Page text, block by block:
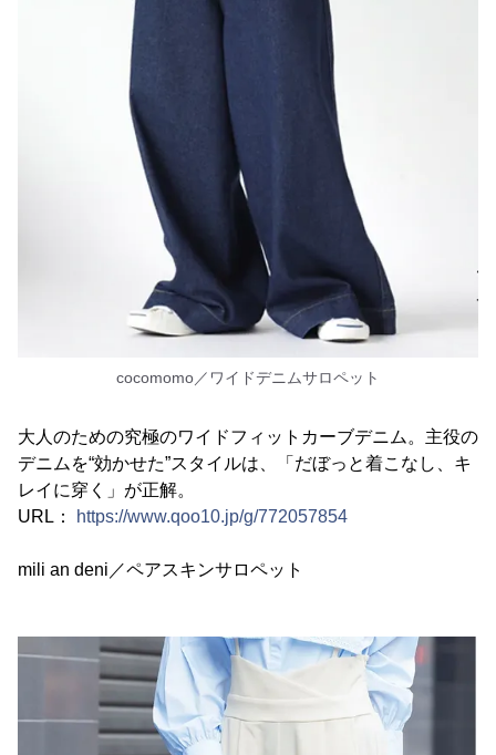
cocomomo／ワイドデニムサロペット
大人のための究極のワイドフィットカーブデニム。主役の
デニムを“効かせた”スタイルは、「だぼっと着こなし、キ
レイに穿く」が正解。
URL：
https://www.qoo10.jp/g/772057854
mili an deni／ペアスキンサロペット